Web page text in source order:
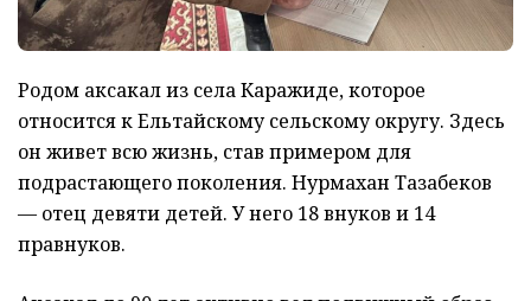
Родом аксакал из села Каражиде, которое
относится к Ельтайскому сельскому округу. Здесь
он живет всю жизнь, став примером для
подрастающего поколения. Нурмахан Тазабеков
— отец девяти детей. У него 18 внуков и 14
правнуков.